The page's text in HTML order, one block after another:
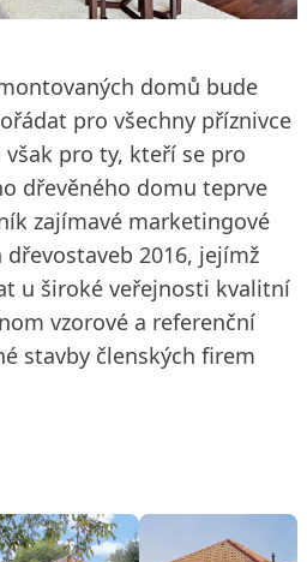
domů bude
pro všechny příznivce
pro ty, kteří se pro
dřevěného domu teprve
zajímavé marketingové
dřevostaveb 2016, jejímž
u široké veřejnosti kvalitní
vzorové a referenční
stavby členských firem